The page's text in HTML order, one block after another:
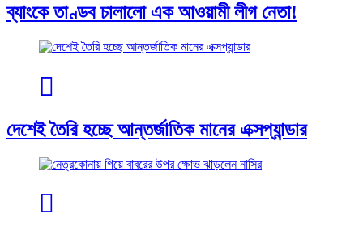
ব্যাংকে তাণ্ডব চালালো এক আওয়ামী লীগ নেতা!
দেশেই তৈরি হচ্ছে আন্তর্জাতিক মানের এক্সপ্যান্ডার